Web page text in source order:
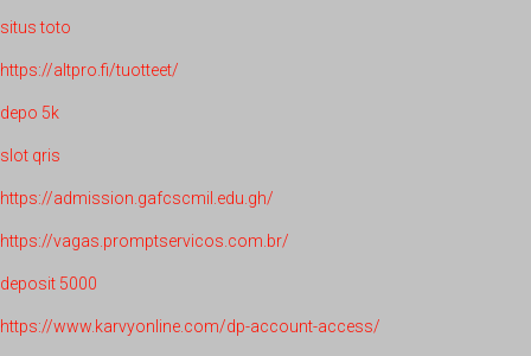
situs toto
https://altpro.fi/tuotteet/
depo 5k
slot qris
https://admission.gafcscmil.edu.gh/
https://vagas.promptservicos.com.br/
deposit 5000
https://www.karvyonline.com/dp-account-access/